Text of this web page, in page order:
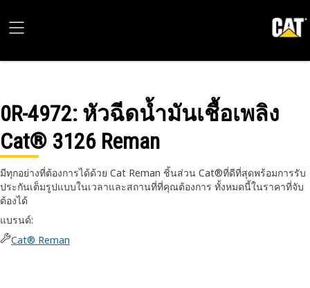
0R-4972: หัวฉีดน้ำมันเชื้อเพลิง
Cat® 3126 Reman
มีทุกอย่างที่ต้องการได้ด้วย Cat Reman ชิ้นส่วน Cat®ที่ดีที่สุดพร้อมการรับ
ประกันเต็มรูปแบบในเวลาและสถานที่ที่คุณต้องการ ทั้งหมดนี้ในราคาที่จับ
ต้องได้
แบรนด์:
Cat® Reman